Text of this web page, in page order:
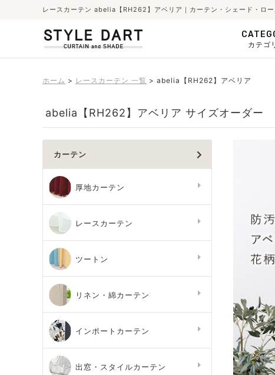
レースカーテン abelia【RH262】アベリア｜カーテン・シェード・ロ
カテゴ
ホーム レースカーテン 一覧 abelia【RH262】アベリア
abelia【RH262】アベリア サイズオーダー
カーテン
厚地カーテン
レースカーテン
ツートン
リネン・綿カーテン
インポートカーテン
出窓・スタイルカーテン